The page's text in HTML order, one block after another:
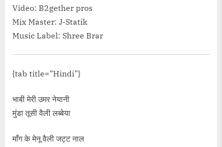
Video: B2gether pros
Mix Master: J-Statik
Music Label: Shree Brar
{tab title=”Hindi”}
भाबी मेरी उमर नेयानी
मुंडा तूसी वैली लब्बेया
माँग के मेनू वैली जट्ट नाल